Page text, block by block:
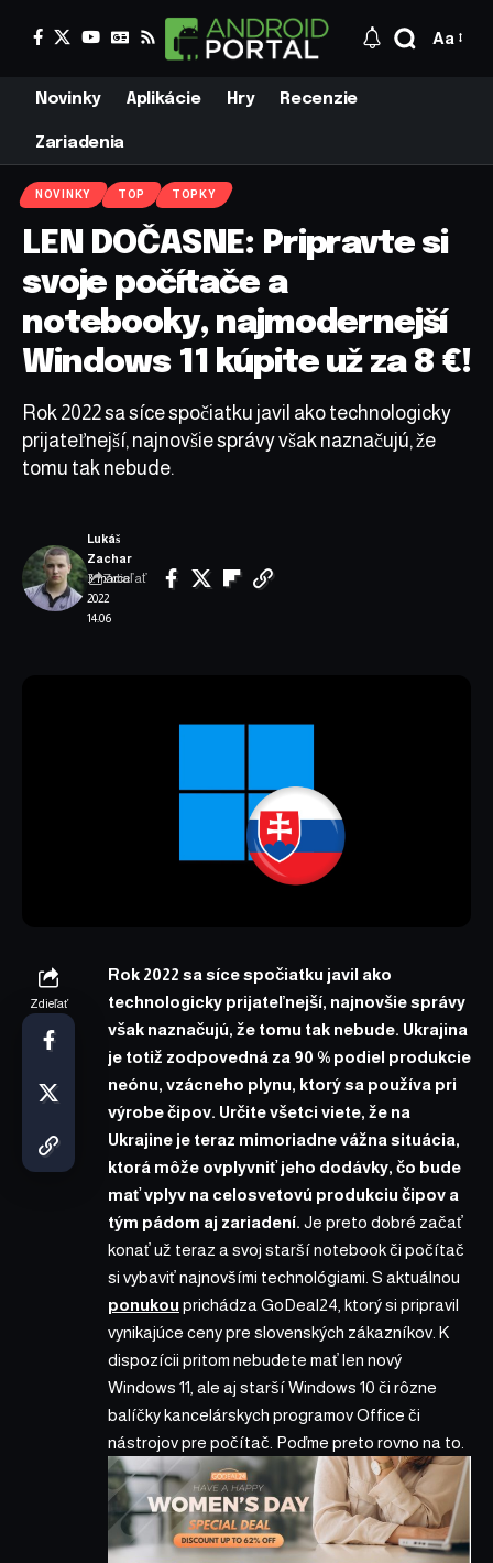
Aa
Novinky Aplikácie Hry Recenzie
Zariadenia
NOVINKY TOP TOPKY
LEN DOČASNE: Pripravte si
svoje počítače a
notebooky, najmodernejší
Windows 11 kúpite už za 8 €!
Rok 2022 sa síce spočiatku javil ako technologicky
prijateľnejší, najnovšie správy však naznačujú, že
tomu tak nebude.
3. marca
2022
14:06
Lukáš
Zachar
Zdieľať
Zdieľať
Rok 2022 sa síce spočiatku javil ako
technologicky prijateľnejší, najnovšie správy
však naznačujú, že tomu tak nebude. Ukrajina
je totiž zodpovedná za 90 % podiel produkcie
neónu, vzácneho plynu, ktorý sa používa pri
výrobe čipov. Určite všetci viete, že na
Ukrajine je teraz mimoriadne vážna situácia,
ktorá môže ovplyvniť jeho dodávky, čo bude
mať vplyv na celosvetovú produkciu čipov a
tým pádom aj zariadení. Je preto dobré začať
konať už teraz a svoj starší notebook či počítač
si vybaviť najnovšími technológiami. S aktuálnou
ponukou prichádzaGoDeal24, ktorý si pripravil
vynikajúce ceny pre slovenských zákazníkov. K
dispozícii pritom nebudete mať len nový
Windows 11, ale aj starší Windows 10 či rôzne
balíčky kancelárskych programov Office či
nástrojov pre počítač. Poďme preto rovno na to.